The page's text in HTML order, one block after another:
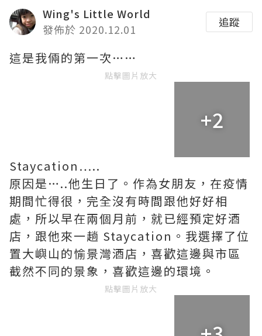
Wing's Little World
發佈於 2020.12.01
追蹤
這是我倆的第一次……
點擊圖片放大
+2
Staycation…..
原因是…..他生日了。作為女朋友，在疫情
期間忙得很，完全沒有時間跟他好好相
處，所以早在兩個月前，就已經預定好酒
店，跟他來一趟 Staycation。我選擇了位
置大嶼山的愉景灣酒店，喜歡這邊與市區
截然不同的景象，喜歡這邊的環境。
點擊圖片放大